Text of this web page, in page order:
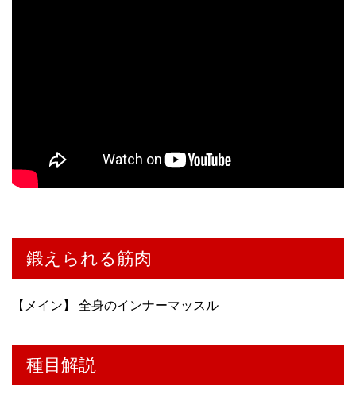
鍛えられる筋肉
【メイン】 全身のインナーマッスル
種目解説